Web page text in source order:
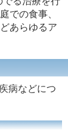
での食事、
あらゆるア
病などにつ